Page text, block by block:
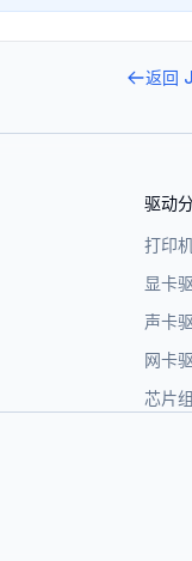
返回 J
驱动
打印
显卡
声卡
网卡
芯片